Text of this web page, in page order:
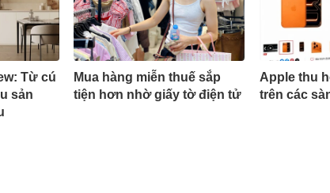
Từ cú
sản
Mua hàng miễn thuế sắp
tiện hơn nhờ giấy tờ điện tử
Apple thu
trên các